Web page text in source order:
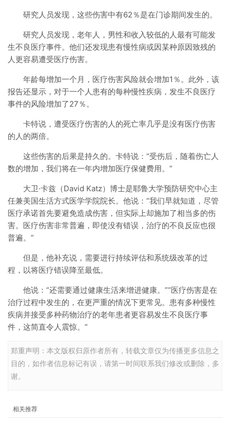
研究人员发现，这些伤害中有62％是在门诊期间发生的。
研究人员发现，老年人，男性和收入较低的人最有可能发
生不良医疗事件。他们还发现患有慢性病或因某种原因致残的
人更容易遭受医疗伤害。
年龄每增加一个月，医疗伤害风险就会增加1％。此外，该
报告还显示，对于一个人患有的每种慢性疾病，发生不良医疗
事件的风险增加了27％。
卡特说，遭受医疗伤害的人的死亡率几乎是没有医疗伤害
的人的两倍。
这些伤害的后果是持久的。卡特说：“受伤后，随着伤亡人
数的增加，我们将在一年内增加医疗保健费用。”
大卫·卡兹（David Katz）博士是耶鲁大学预防研究中心主
任兼美国生活方式医学学院院长。他说：“我们早就知道，尽管
医疗承诺首先要避免造成伤害，但实际上却施加了相当多的伤
害。医疗伤害非常普遍，即使没有错误，治疗的不良反应也很
普遍。”
但是，他补充说，需要进行持续评估和系统级改革的过
程，以将医疗错误降至最低。
他说：“还需要通过健康生活来增进健康。”“医疗伤害是在
治疗过程中发生的，在更严重的情况下更常见。患有多种慢性
疾病并接受多种药物治疗的老年患者更容易发生不良医疗事
件，这简直令人震惊。”
郑重声明：本文版权归原作者所有，转载文章仅为传播更多信息之
目的，如作者信息标记有误，请第一时间联系我们修改或删除，多
谢。
相关推荐